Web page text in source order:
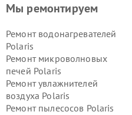
Мы ремонтируем
Ремонт водонагревателей
Polaris
Ремонт микроволновых
печей Polaris
Ремонт увлажнителей
воздуха Polaris
Ремонт пылесосов Polaris